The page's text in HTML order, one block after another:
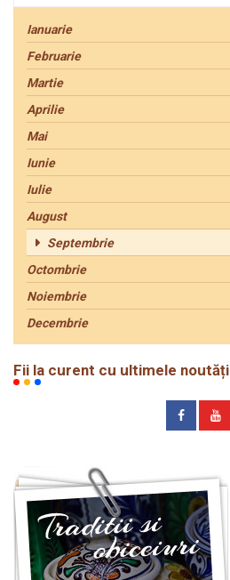
Ianuarie
Februarie
Martie
Aprilie
Mai
Iunie
Iulie
August
Septembrie
Octombrie
Noiembrie
Decembrie
Fii la curent cu ultimele noutăți